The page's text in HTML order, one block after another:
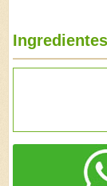
Ingredientes